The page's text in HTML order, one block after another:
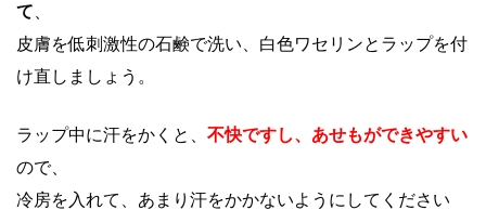
て
皮膚を低刺激性の石鹸で洗い、白色ワセリンとラップを付
け直しましょう。
ラップ中に汗をかくと、 不快ですし、あせもができやすい
ので、
冷房を入れて、あまり汗をかかないようにしてください